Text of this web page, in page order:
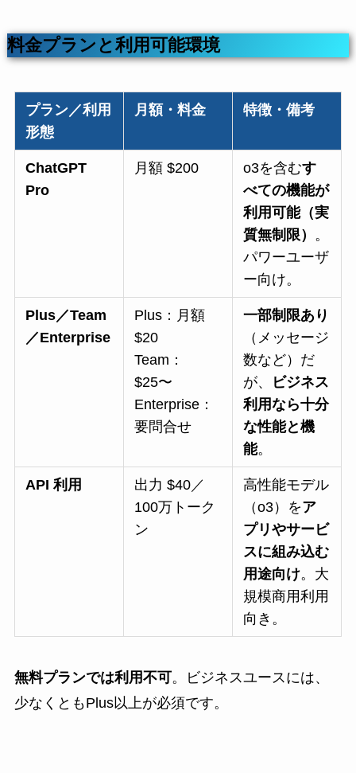
料金プランと利用可能環境
プラン／利用
形態
月額・料金 特徴・備考
ChatGPT
Pro
月額 $200 o3を含むす
べての機能が
利用可能（実
質無制限） 。
パワーユーザ
ー向け。
Plus／Team
／Enterprise
Plus：月額
$20
Team：
$25〜
Enterprise：
要問合せ
一部制限あり
（メッセージ
数など）だ
が、
ビジネス
利用なら十分
な性能と機
能。
API 利用
出力 $40／
100万トーク
ン
高性能モデル
（o3）をア
プリやサービ
スに組み込む
用途向け。大
規模商用利用
向き。
無料プランでは利用不可。ビジネスユースには、
少なくともPlus以上が必須です。